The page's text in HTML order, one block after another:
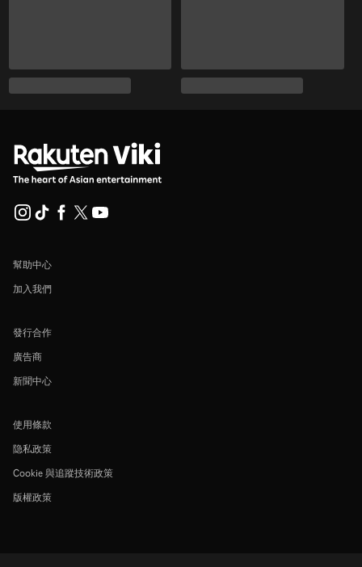
幫助中心
加入我們
發行合作
廣告商
新聞中心
使用條款
隐私政策
Cookie 與追蹤技術政策
版權政策